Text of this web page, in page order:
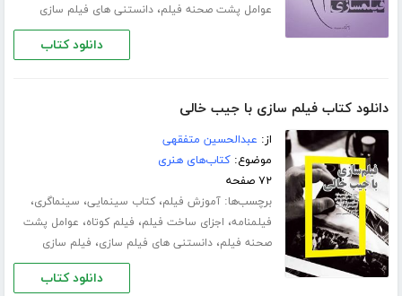
عوامل پشت صحنه فیلم،دانستنی های فیلم سازی
دانلود کتاب
دانلود کتاب فیلم سازی با جیب خالی
از: عبدالحسین متفقهی
موضوع:کتاب‌های هنری
۷۲ صفحه
برچسب‌ها:آموزش فیلم،کتاب سینمایی، سینماگری،
فیلمنامه، اجزای ساخت فیلم، فیلم کوتاه، عوامل پشت
صحنه فیلم،دانستنی های فیلم سازی، فیلم سازی
دانلود کتاب